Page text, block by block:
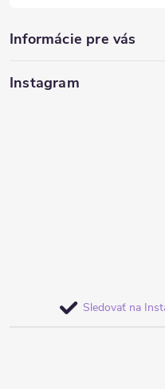
Informácie pre vás
Instagram
Sledovať na